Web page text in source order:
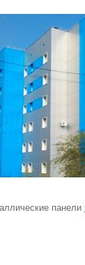
панели